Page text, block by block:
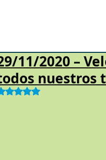
11/2020 –
nuestros
Obtuvo NaN de 5 estrellas.